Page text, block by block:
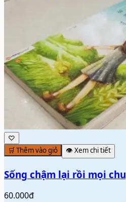
♡
🛒 Thêm vào giỏ
👁️ Xem chi tiết
Sống chậm lại rồi mọi
60.000đ